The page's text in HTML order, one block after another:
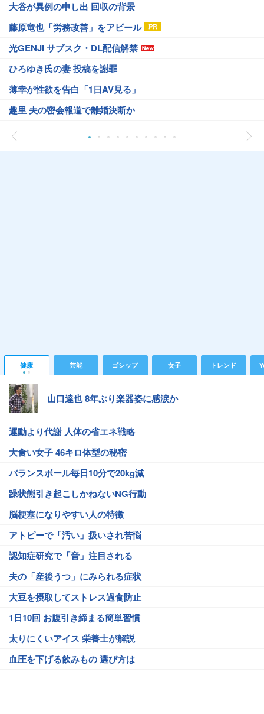
大谷が異例の申し出 回収の背景
藤原竜也「労務改善」をアピール
光GENJI サブスク・DL配信解禁
ひろゆき氏の妻 投稿を謝罪
薄幸が性欲を告白「1日AV見る」
趣里 夫の密会報道で離婚決断か
健康 芸能 ゴシップ 女子 トレンド
山口達也 8年ぶり楽器姿に感涙か
運動より代謝 人体の省エネ戦略
大食い女子 46キロ体型の秘密
バランスボール毎日10分で20kg減
躁状態引き起こしかねないNG行動
脳梗塞になりやすい人の特徴
アトピーで「汚い」扱いされ苦悩
認知症研究で「音」注目される
夫の「産後うつ」にみられる症状
大豆を摂取してストレス過食防止
1日10回 お腹引き締まる簡単習慣
太りにくいアイス 栄養士が解説
血圧を下げる飲みもの 選び方は